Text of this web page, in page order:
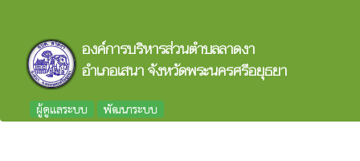
องค์การบริหารส่วนตำบลลาดงา
อำเภอเสนา จังหวัดพระนครศรีอยุธยา
ผู้ดูแลระบบ พัฒนาระบบ